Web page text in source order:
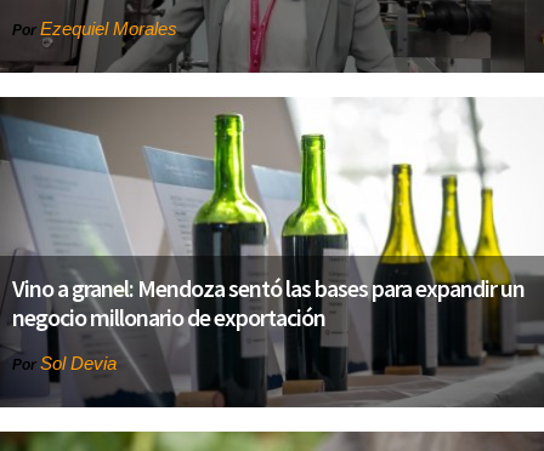
Por Ezequiel Morales
Vino a granel: Mendoza sentó las bases para expandir un
negocio millonario de exportación
Por Sol Devia